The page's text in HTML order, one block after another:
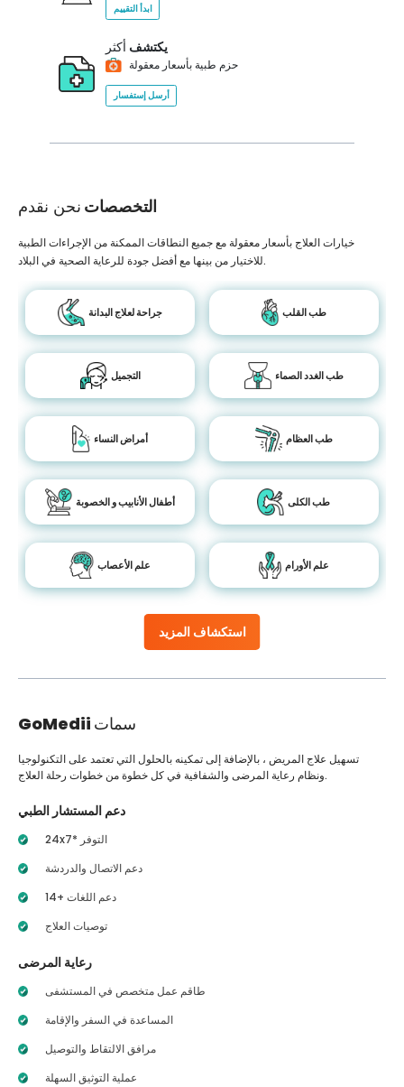
ابدأ التقييم
يكتشف أكثر
حزم طبية بأسعار معقولة
أرسل إستفسار
التخصصات نحن نقدم
استكشاف المزيد
خيارات العلاج بأسعار معقولة مع جميع النطاقات الممكنة من الإجراءات الطبية
للاختيار من بينها مع أفضل جودة للرعاية الصحية في البلاد.
جراحة لعلاج البدانة طب القلب
التجميل طب الغدد الصماء
أمراض النساء طب العظام
أطفال الأنابيب و الخصوبة طب الكلى
علم الأعصاب علم الأورام
GoMedii سمات
تسهيل علاج المريض ، بالإضافة إلى تمكينه بالحلول التي تعتمد على التكنولوجيا
ونظام رعاية المرضى والشفافية في كل خطوة من خطوات رحلة العلاج.
دعم المستشار الطبي
24x7* التوفر
دعم الاتصال والدردشة
14+ دعم اللغات
توصيات العلاج
رعاية المرضى
طاقم عمل متخصص في المستشفى
المساعدة في السفر والإقامة
مرافق الالتقاط والتوصيل
عملية التوثيق السهلة